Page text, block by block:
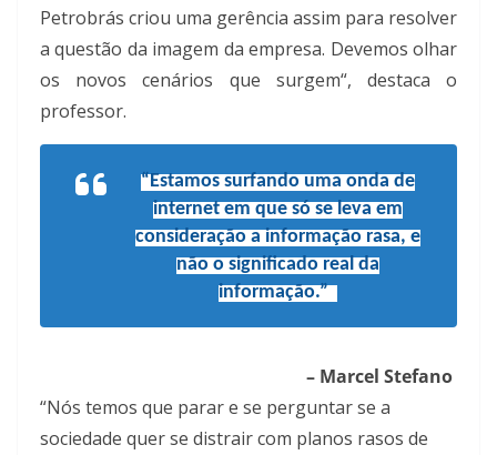
Petrobrás criou uma gerência assim para resolver
a questão da imagem da empresa. Devemos olhar
os novos cenários que surgem“, destaca o
professor.
“Estamos surfando uma onda de
internet em que só se leva em
consideração a informação rasa, e
não o significado real da
informação.”
– Marcel Stefano
“Nós temos que parar e se perguntar se a
sociedade quer se distrair com planos rasos de